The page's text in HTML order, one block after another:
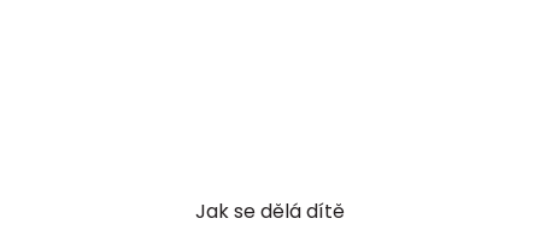
Jak se dělá dítě